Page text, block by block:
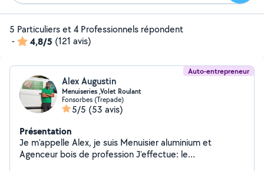
5 Particuliers et 4 Professionnels répondent
-
4,8/5 (121 avis)
Auto-entrepreneur
Alex Augustin
Menuiseries ,Volet Roulant
Fonsorbes (Trepade)
5/5 (53 avis)
Présentation
Je m'appelle Alex, je suis Menuisier aluminium et
Agenceur bois de profession J'effectue: le